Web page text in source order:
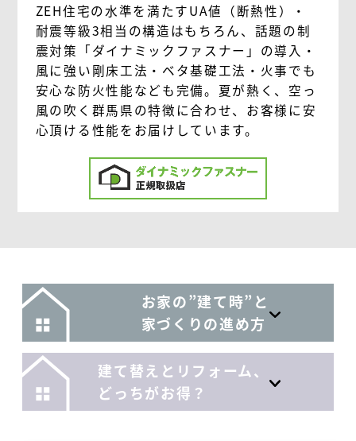
ZEH住宅の水準を満たすUA値（断熱性）・
耐震等級3相当の構造はもちろん、話題の制
震対策「ダイナミックファスナー」の導入・
風に強い剛床工法・ベタ基礎工法・火事でも
安心な防火性能なども完備。夏が熱く、空っ
風の吹く群馬県の特徴に合わせ、お客様に安
心頂ける性能をお届けしています。
お家の”建て時”と
家づくりの進め方
建て替えとリフォーム、
どっちがお得？